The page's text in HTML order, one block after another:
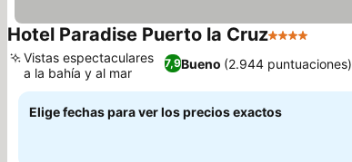
Hotel Paradise Puerto la Cruz4 Estrellas
7,9Bueno (2.944 puntuaciones)
Vistas espectaculares
a la bahía y al mar
Elige fechas para ver los precios exactos